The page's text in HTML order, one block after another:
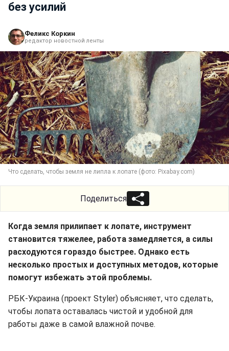
без усилий
Феликс Коркин
редактор новостной ленты
Что сделать, чтобы земля не липла к лопате (фото: Pixabay.com)
Поделиться
Когда земля прилипает к лопате, инструмент
становится тяжелее, работа замедляется, а силы
расходуются гораздо быстрее. Однако есть
несколько простых и доступных методов, которые
помогут избежать этой проблемы.
РБК-Украина (проект Styler) объясняет, что сделать,
чтобы лопата оставалась чистой и удобной для
работы даже в самой влажной почве.